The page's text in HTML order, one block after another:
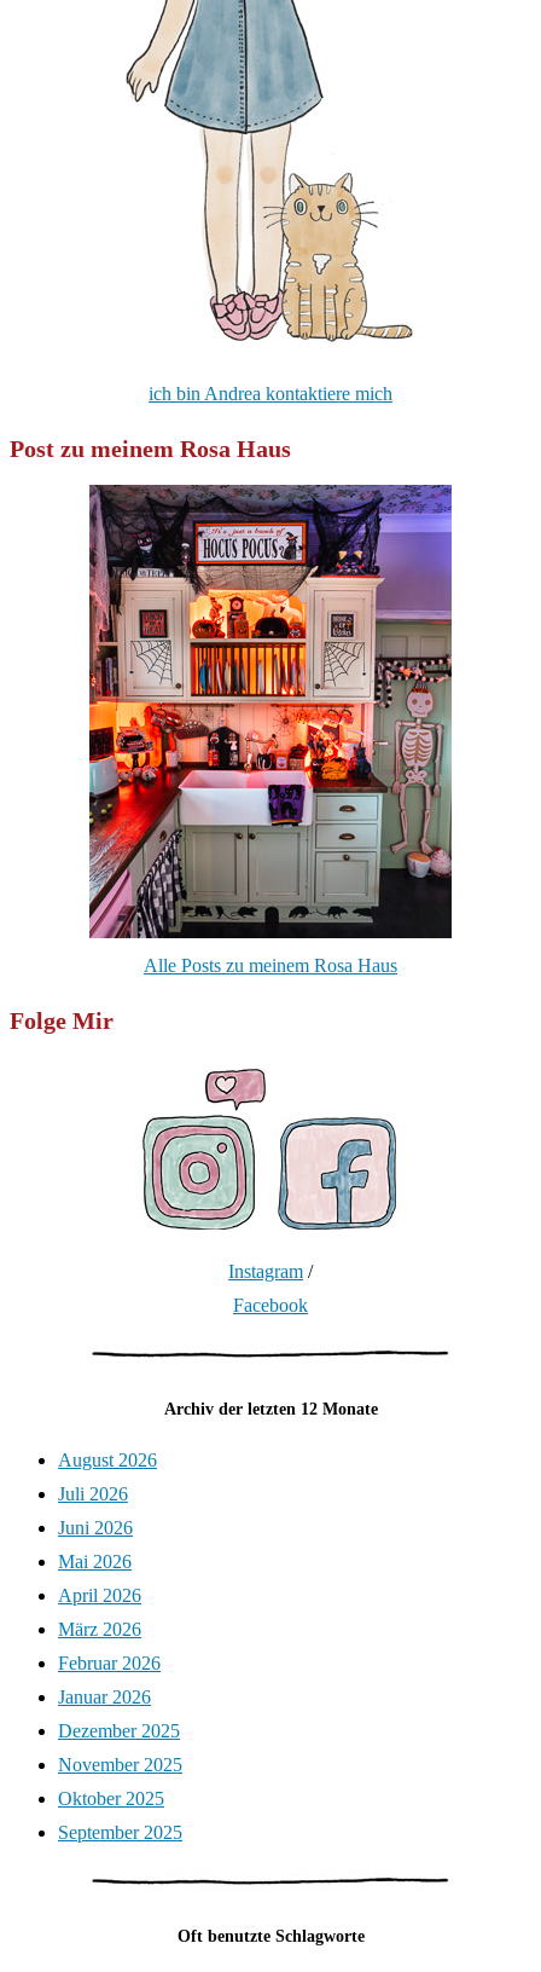
ich bin Andrea kontaktiere mich
Post zu meinem Rosa Haus
Alle Posts zu meinem Rosa Haus
Folge Mir
Instagram /
Facebook
Archiv der letzten 12 Monate
August 2026
Juli 2026
Juni 2026
Mai 2026
April 2026
März 2026
Februar 2026
Januar 2026
Dezember 2025
November 2025
Oktober 2025
September 2025
Oft benutzte Schlagworte